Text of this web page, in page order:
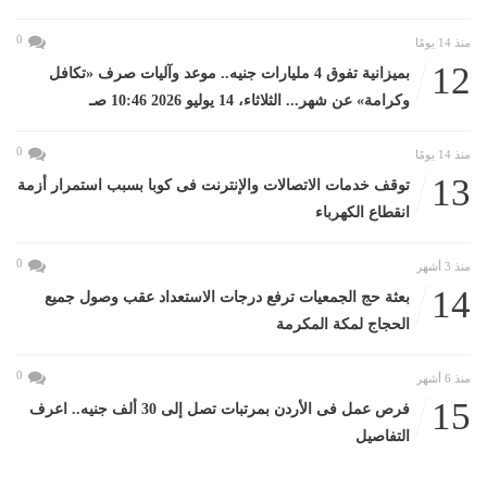
منذ 14 يومًا 0
12
بميزانية تفوق 4 مليارات جنيه.. موعد وآليات صرف «تكافل
وكرامة» عن شهر... الثلاثاء، 14 يوليو 2026 10:46 صـ
منذ 14 يومًا 0
13
توقف خدمات الاتصالات والإنترنت فى كوبا بسبب استمرار أزمة
انقطاع الكهرباء
منذ 3 أشهر 0
14
بعثة حج الجمعيات ترفع درجات الاستعداد عقب وصول جميع
الحجاج لمكة المكرمة
منذ 6 أشهر 0
15
فرص عمل فى الأردن بمرتبات تصل إلى 30 ألف جنيه.. اعرف
التفاصيل